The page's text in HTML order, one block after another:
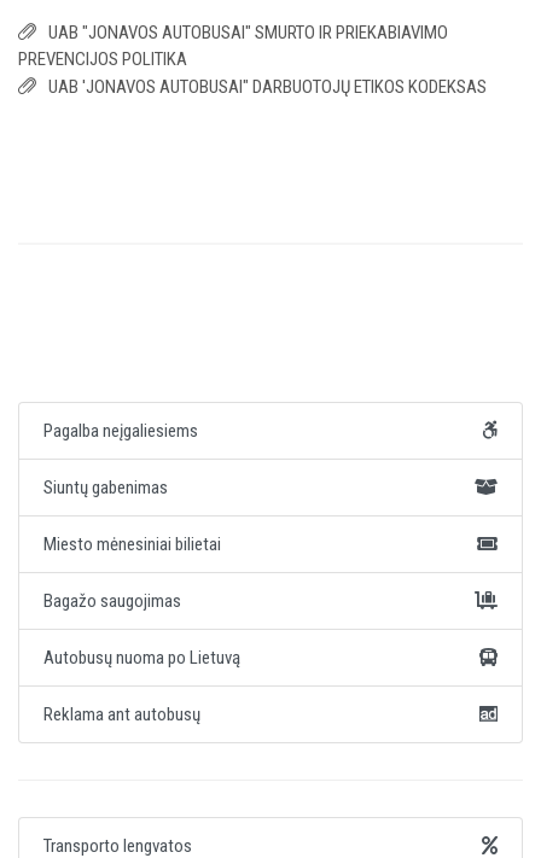
UAB "JONAVOS AUTOBUSAI" SMURTO IR PRIEKABIAVIMO
PREVENCIJOS POLITIKA
UAB 'JONAVOS AUTOBUSAI" DARBUOTOJŲ ETIKOS KODEKSAS
Pagalba neįgaliesiems
Siuntų gabenimas
Miesto mėnesiniai bilietai
Bagažo saugojimas
Autobusų nuoma po Lietuvą
Reklama ant autobusų
Transporto lengvatos